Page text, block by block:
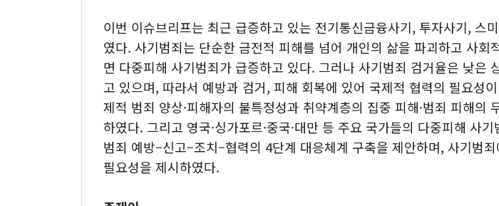
이번 이슈브리프는 최근 급증하고 있는 전기통신금융사기, 투자사기,
였다. 사기범죄는 단순한 금전적 피해를 넘어 개인의 삶을 파괴하고 사
면 다중피해 사기범죄가 급증하고 있다. 그러나 사기범죄 검거율은 낮
고 있으며, 따라서 예방과 검거, 피해 회복에 있어 국제적 협력의 필요성
제적 범죄 양상·피해자의 불특정성과 취약계층의 집중 피해·범죄 피해
하였다. 그리고 영국·싱가포르·중국·대만 등 주요 국가들의 다중피해 사
범죄 예방–신고–조치–협력의 4단계 대응체계 구축을 제안하며, 사기범
필요성을 제시하였다.